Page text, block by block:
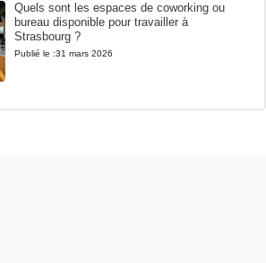
Quels sont les espaces de coworking ou
bureau disponible pour travailler à
Strasbourg ?
Publié le :31 mars 2026